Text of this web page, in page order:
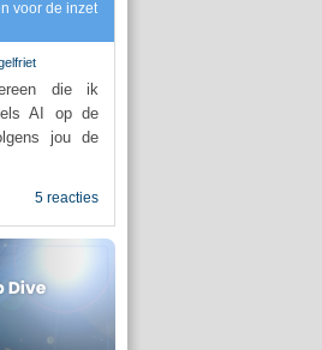
voor de inzet
die ik
AI op de
jou de
5 reacties